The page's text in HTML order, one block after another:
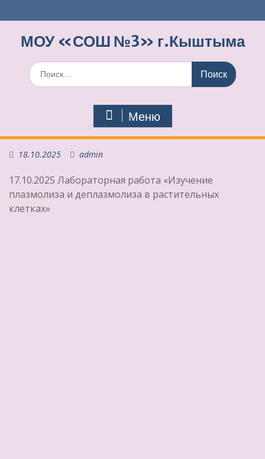
к
МОУ «СОШ №3» г.Кыштыма
Поиск
по:
Меню
18.10.2025 admin
17.10.2025 Лабораторная работа «Изучение
плазмолиза и деплазмолиза в растительных
клетках»